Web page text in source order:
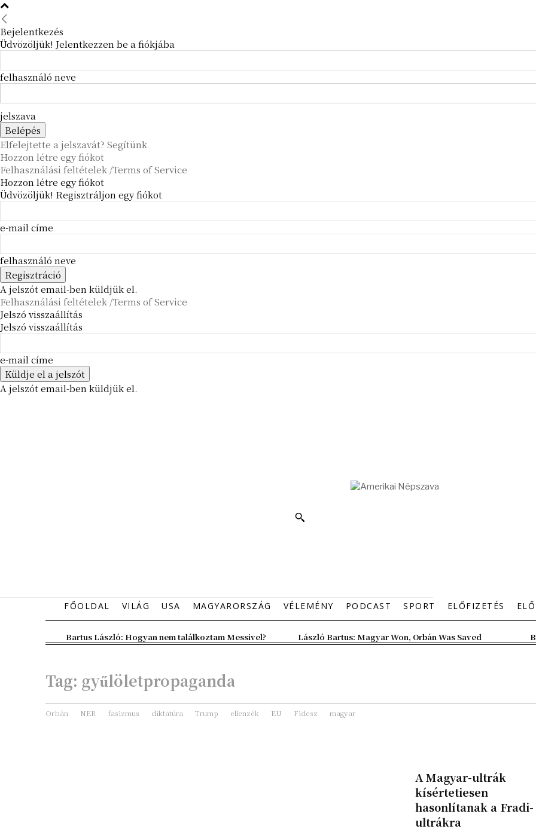
Bejelentkezés
Üdvözöljük! Jelentkezzen be a fiókjába
felhasználó neve
jelszava
Elfelejtette a jelszavát? Segítünk
Hozzon létre egy fiókot
Felhasználási feltételek /Terms of Service
Hozzon létre egy fiókot
Üdvözöljük! Regisztráljon egy fiókot
e-mail címe
felhasználó neve
A jelszót email-ben küldjük el.
Felhasználási feltételek /Terms of Service
Jelszó visszaállítás
Jelszó visszaállítás
e-mail címe
A jelszót email-ben küldjük el.
FŐOLDAL VILÁG USA MAGYARORSZÁG VÉLEMÉNY PODCAST SPORT ELŐFIZETÉS
Bartus László: Hogyan nem találkoztam Messivel? László Bartus: Magyar Won, Orbán Was Saved
Tag: gyűlöletpropaganda
Orbán NER fasizmus diktatúra Trump ellenzék EU Fidesz magyar
A Magyar-ultrák
kísértetiesen
hasonlítanak a Fradi-
ultrákra